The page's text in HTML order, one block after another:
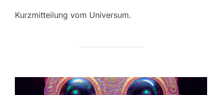
Kurzmitteilung vom Universum.